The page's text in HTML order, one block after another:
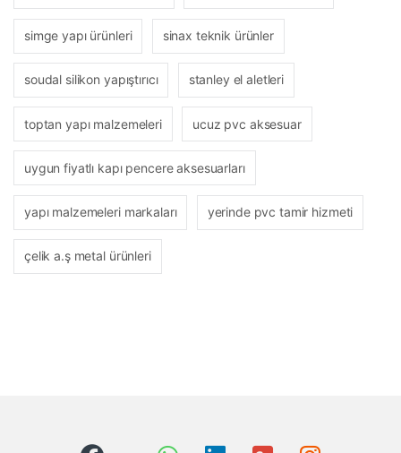
simge yapı ürünleri sinax teknik ürünler
soudal silikon yapıştırıcı stanley el aletleri
toptan yapı malzemeleri ucuz pvc aksesuar
uygun fiyatlı kapı pencere aksesuarları
yapı malzemeleri markaları yerinde pvc tamir hizmeti
çelik a.ş metal ürünleri